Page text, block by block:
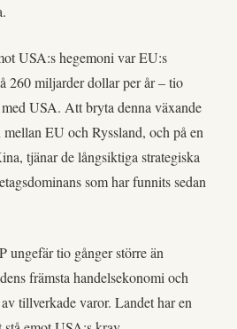
USA:s hegemoni var EU:s
260 miljarder dollar per år – tio
USA. Att bryta denna växande
EU och Ryssland, och på en
tjänar de långsiktiga strategiska
som har funnits sedan
tio gånger större än
främsta handelsekonomi och
tillverkade varor. Landet har en